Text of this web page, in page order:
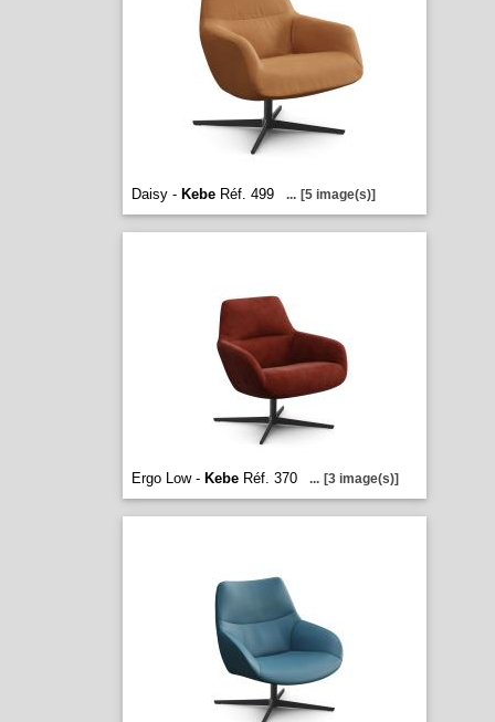
Daisy - KebeRéf. 499 ... [5 image(s)]
Ergo Low - KebeRéf. 370 ... [3 image(s)]